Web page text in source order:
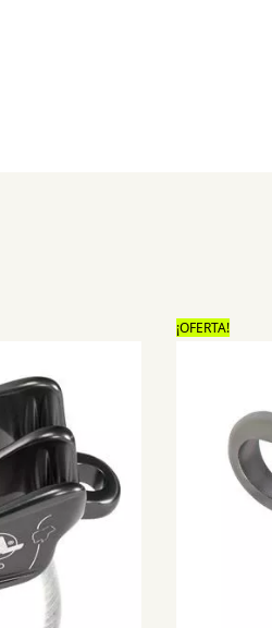
¡OFERTA!